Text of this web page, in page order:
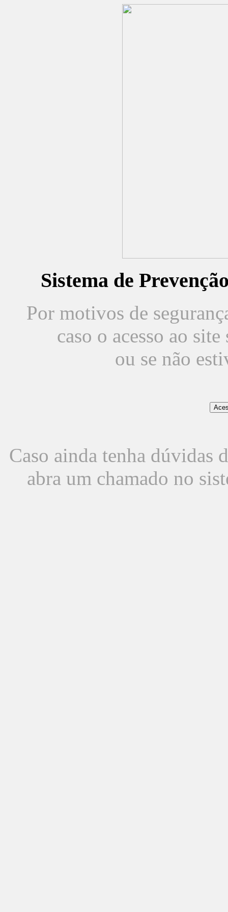
Sistema de
Por motivos de
caso o acesso ao
ou se não
Caso ainda tenha dúvidas
abra um chamado no